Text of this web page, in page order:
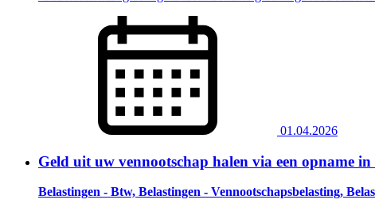
01.04.2026
Geld uit uw vennootschap halen via een opname
Belastingen - Btw, Belastingen - Vennootschapsbelasting,